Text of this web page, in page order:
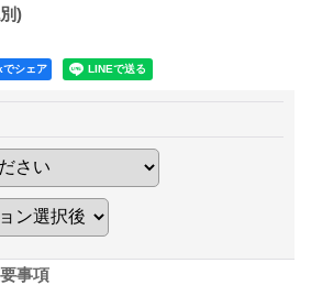
)
シェア
事項